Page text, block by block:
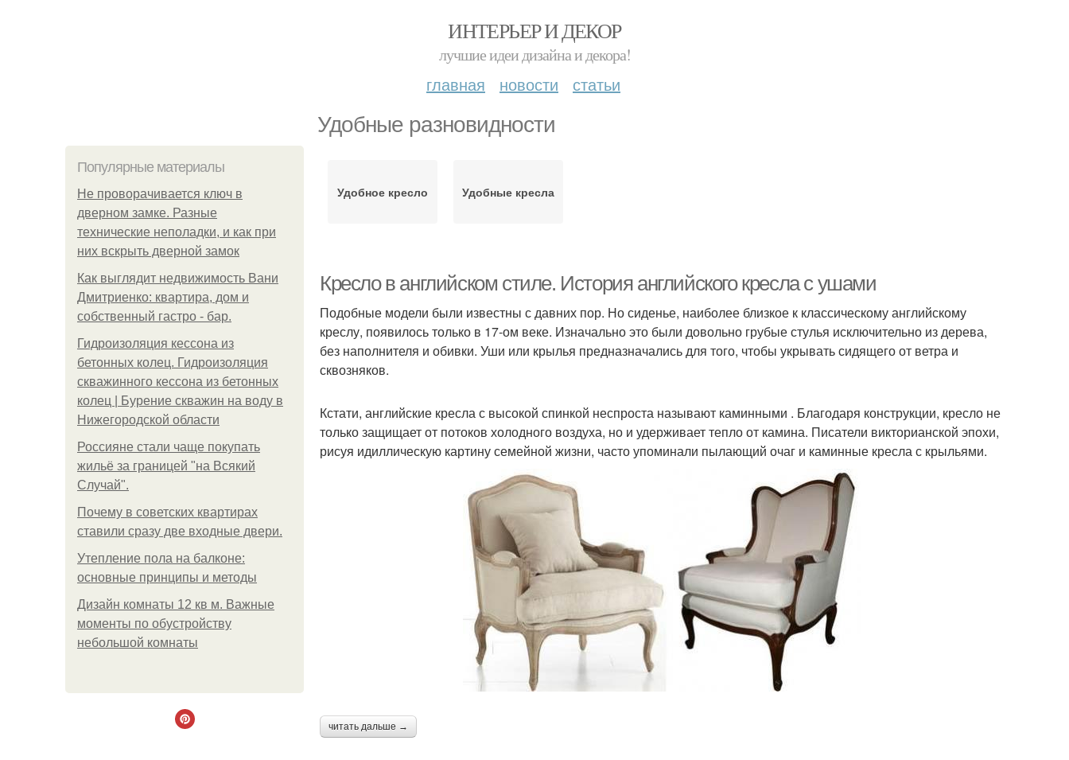
ИНТЕРЬЕР И ДЕКОР
лучшие идеи дизайна и декора!
главная новости статьи
Удобные разновидности
Популярные материалы
Не проворачивается ключ в
дверном замке. Разные
технические неполадки, и как при
них вскрыть дверной замок
Как выглядит недвижимость Вани
Дмитриенко: квартира, дом и
собственный гастро - бар.
Гидроизоляция кессона из
бетонных колец. Гидроизоляция
скважинного кессона из бетонных
колец | Бурение скважин на воду в
Нижегородской области
Россияне стали чаще покупать
жильё за границей "на Всякий
Случай".
Почему в советских квартирах
ставили сразу две входные двери.
Утепление пола на балконе:
основные принципы и методы
Дизайн комнаты 12 кв м. Важные
моменты по обустройству
небольшой комнаты
Удобное кресло Удобные кресла
Кресло в английском стиле. История английского кресла с ушами
Подобные модели были известны с давних пор. Но сиденье, наиболее близкое к классическому английскому
креслу, появилось только в 17-ом веке. Изначально это были довольно грубые стулья исключительно из дерева,
без наполнителя и обивки. Уши или крылья предназначались для того, чтобы укрывать сидящего от ветра и
сквозняков.
Кстати, английские кресла с высокой спинкой неспроста называют каминными . Благодаря конструкции, кресло не
только защищает от потоков холодного воздуха, но и удерживает тепло от камина. Писатели викторианской эпохи,
рисуя идиллическую картину семейной жизни, часто упоминали пылающий очаг и каминные кресла с крыльями.
читать дальше →